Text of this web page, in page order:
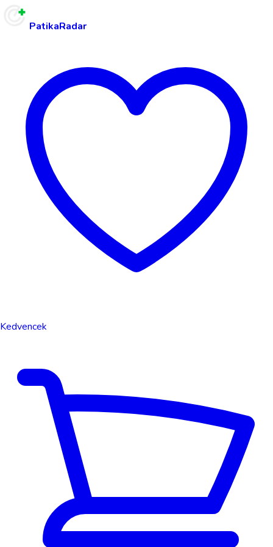
PatikaRadar
Kedvencek